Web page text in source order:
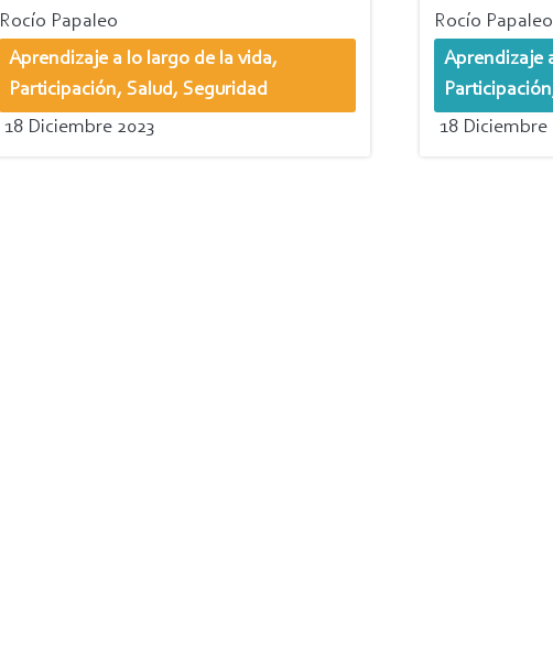
Rocío Papaleo
Aprendizaje a lo largo de la vida,
Participación, Salud, Seguridad
18 Diciembre 2023
Rocío Papaleo
Aprendizaje
18 Diciembre